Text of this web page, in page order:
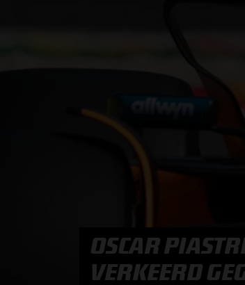
OSCAR
VERKEERD
PODCASTS
PODCAST PRESENTATOREN
PODCAST F1 AAN TAFEL